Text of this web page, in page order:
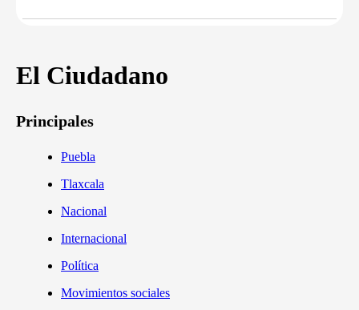
El Ciudadano
Principales
Puebla
Tlaxcala
Nacional
Internacional
Política
Movimientos sociales